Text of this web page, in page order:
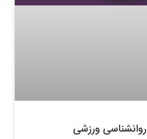
روانشناسی ورزشی